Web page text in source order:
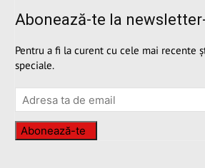
Abonează-te la
Pentru a fi la curent cu cele mai recente
speciale.
Abonează-te